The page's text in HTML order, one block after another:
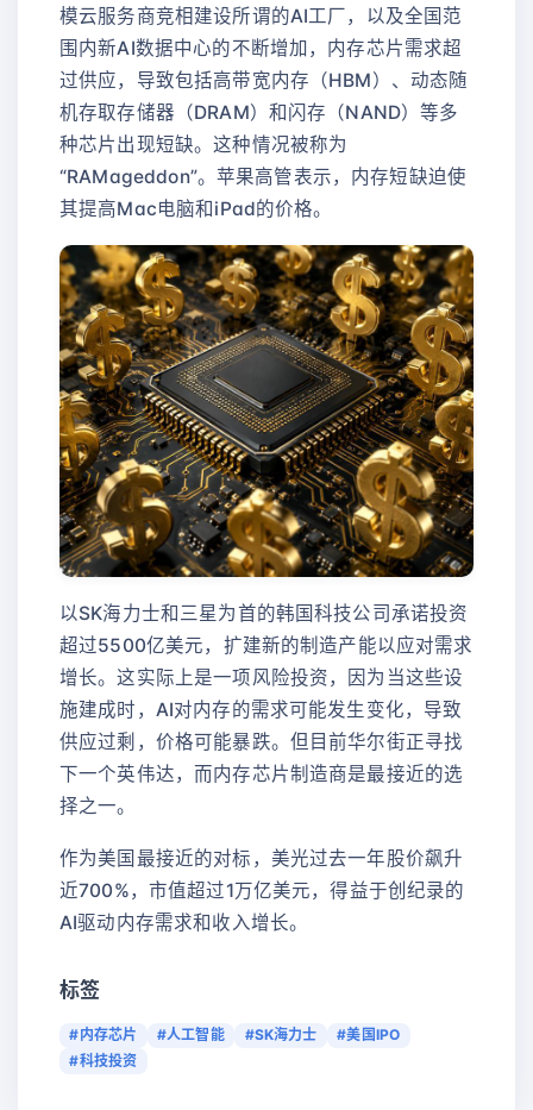
模云服务商竞相建设所谓的AI工厂，以及全国范
围内新AI数据中心的不断增加，内存芯片需求超
过供应，导致包括高带宽内存（HBM）、动态随
机存取存储器（DRAM）和闪存（NAND）等多
种芯片出现短缺。这种情况被称为
“RAMageddon”。苹果高管表示，内存短缺迫使
其提高Mac电脑和iPad的价格。
以SK海力士和三星为首的韩国科技公司承诺投资
超过5500亿美元，扩建新的制造产能以应对需求
增长。这实际上是一项风险投资，因为当这些设
施建成时，AI对内存的需求可能发生变化，导致
供应过剩，价格可能暴跌。但目前华尔街正寻找
下一个英伟达，而内存芯片制造商是最接近的选
择之一。
作为美国最接近的对标，美光过去一年股价飙升
近700%，市值超过1万亿美元，得益于创纪录的
AI驱动内存需求和收入增长。
标签
#内存芯片 #人工智能 #SK海力士
#美国IPO
#科技投资